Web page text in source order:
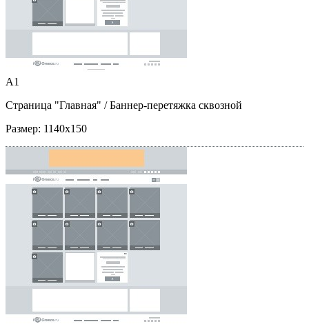
A1
Страница "Главная" / Баннер-перетяжка сквозной
Размер: 1140x150